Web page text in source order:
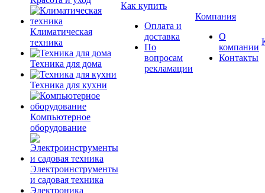
Климатическая
техника
Техника для дома
Техника для кухни
Компьютерное
оборудование
Электроинструменты
и садовая техника
Электроника
Как купить
Оплата и
доставка
По
вопросам
рекламации
Компания
О
компании
Контакты